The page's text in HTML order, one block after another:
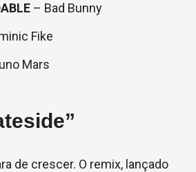
– Bad Bunny
Fike
Mars
de crescer. O remix, lançado